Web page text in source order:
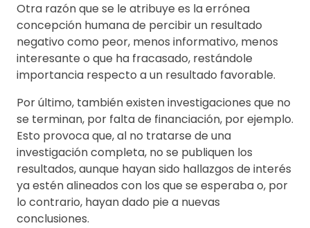
Otra razón que se le atribuye es la errónea
concepción humana de percibir un resultado
negativo como peor, menos informativo, menos
interesante o que ha fracasado, restándole
importancia respecto a un resultado favorable.
Por último, también existen investigaciones que no
se terminan, por falta de financiación, por ejemplo.
Esto provoca que, al no tratarse de una
investigación completa, no se publiquen los
resultados, aunque hayan sido hallazgos de interés
ya estén alineados con los que se esperaba o, por
lo contrario, hayan dado pie a nuevas
conclusiones.